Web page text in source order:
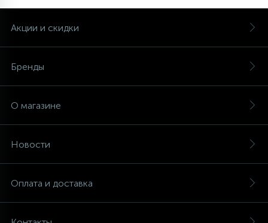
Акции и скидки
Бренды
О магазине
Новости
Оплата и доставка